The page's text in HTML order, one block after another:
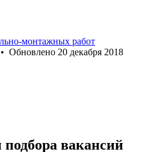
монтажных работ
• Обновлено 20 декабря 2018
вакансий